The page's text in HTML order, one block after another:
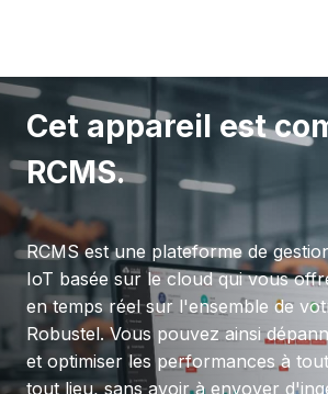
Cet appareil est
RCMS.
RCMS est une plateforme de
IoT basée sur le cloud qui vous
en temps réel sur l'ensemble de
Robustel. Vous pouvez ainsi
et optimiser les performances à
tout lieu, sans avoir à envoyer